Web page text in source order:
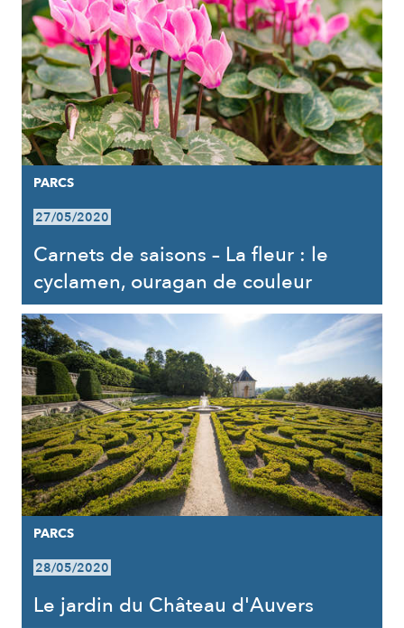
PARCS
27/05/2020
Carnets de saisons – La fleur : le
cyclamen, ouragan de couleur
PARCS
28/05/2020
Le jardin du Château d'Auvers